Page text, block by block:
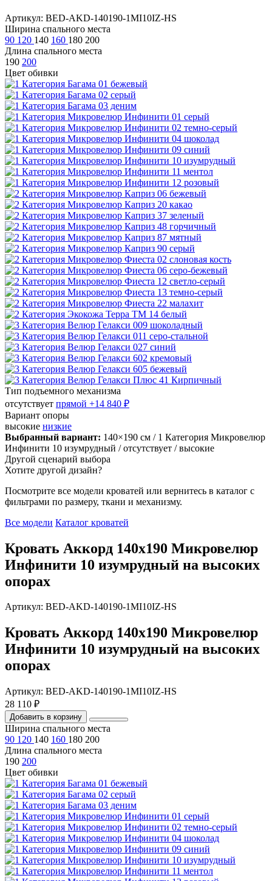
Артикул: BED-AKD-140190-1MI10IZ-HS
Ширина спального места
90 120 140 160 180 200
Длина спального места
190 200
Цвет обивки
Тип подъемного механизма
отсутствует прямой +14 840 ₽
Вариант опоры
высокие низкие
Выбранный вариант: 140×190 см / 1 Категория Микровелюр
Инфинити 10 изумрудный / отсутствует / высокие
Другой сценарий выбора
Хотите другой дизайн?
Посмотрите все модели кроватей или вернитесь в каталог с
фильтрами по размеру, ткани и механизму.
Все модели Каталог кроватей
Кровать Аккорд 140х190 Микровелюр
Инфинити 10 изумрудный на высоких
опорах
Артикул: BED-AKD-140190-1MI10IZ-HS
Кровать Аккорд 140х190 Микровелюр
Инфинити 10 изумрудный на высоких
опорах
Артикул: BED-AKD-140190-1MI10IZ-HS
28 110 ₽
Добавить в корзину
Ширина спального места
90 120 140 160 180 200
Длина спального места
190 200
Цвет обивки